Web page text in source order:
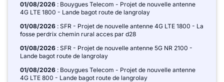
01/08/2026 : Bouygues Telecom - Projet de nouvelle antenne
4G LTE 1800 - Lande bagot route de langrolay
01/08/2026 : SFR - Projet de nouvelle antenne 4G LTE 1800 - La
fosse perdrix chemin rural acces par d28
01/08/2026 : SFR - Projet de nouvelle antenne 5G NR 2100 -
Lande bagot route de langrolay
01/08/2026 : Bouygues Telecom - Projet de nouvelle antenne
4G LTE 800 - Lande bagot route de langrolay